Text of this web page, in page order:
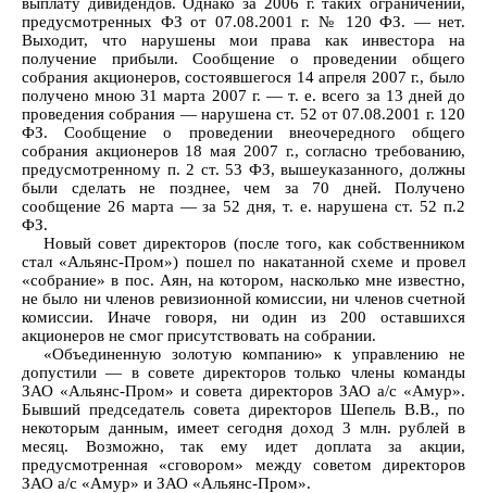
предусмотренных ФЗ от 07.08.2001 г. № 120 ФЗ. — нет.
Выходит, что нарушены мои права как инвестора на
получение прибыли. Сообщение о проведении общего
собрания акционеров, состоявшегося 14 апреля 2007 г., было
получено мною 31 марта 2007 г. — т. е. всего за 13 дней до
проведения собрания — нарушена ст. 52 от 07.08.2001 г. 120
ФЗ. Сообщение о проведении внеочередного общего
собрания акционеров 18 мая 2007 г., согласно требованию,
предусмотренному п. 2 ст. 53 ФЗ, вышеуказанного, должны
были сделать не позднее, чем за 70 дней. Получено
сообщение 26 марта — за 52 дня, т. е. нарушена ст. 52 п.2
ФЗ.
Новый совет директоров (после того, как собственником
стал «Альянс-Пром») пошел по накатанной схеме и провел
«собрание» в пос. Аян, на котором, насколько мне известно,
не было ни членов ревизионной комиссии, ни членов счетной
комиссии. Иначе говоря, ни один из 200 оставшихся
акционеров не смог присутствовать на собрании.
«Объединенную золотую компанию» к управлению не
допустили — в совете директоров только члены команды
ЗАО «Альянс-Пром» и совета директоров ЗАО а/с «Амур».
Бывший председатель совета директоров Шепель В.В., по
некоторым данным, имеет сегодня доход 3 млн. рублей в
месяц. Возможно, так ему идет доплата за акции,
предусмотренная «сговором» между советом директоров
ЗАО а/с «Амур» и ЗАО «Альянс-Пром».